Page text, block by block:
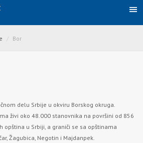
Bor
delu Srbije u okviru Borskog okruga.
živi oko 48.000 stanovnika na površini od 856
opština u Srbiji, a graniči se sa opštinama
Žagubica, Negotin i Majdanpek.